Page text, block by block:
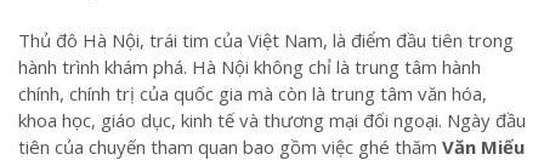
Thủ đô Hà Nội, trái tim của Việt Nam, là điểm đầu tiên trong
hành trình khám phá. Hà Nội không chỉ là trung tâm hành
chính, chính trị của quốc gia mà còn là trung tâm văn hóa,
khoa học, giáo dục, kinh tế và thương mại đối ngoại. Ngày đầu
tiên của chuyến tham quan bao gồm việc ghé thăm Văn Miếu